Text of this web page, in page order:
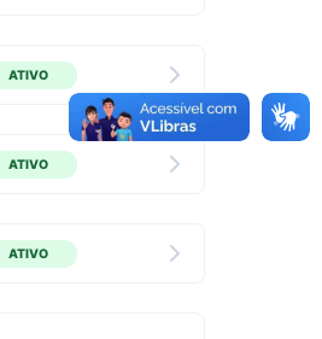
ATIVO
ATIVO
ATIVO